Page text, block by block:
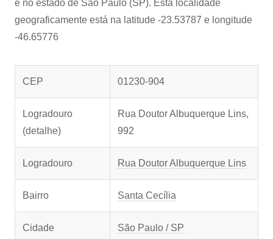
e no estado de São Paulo (SP). Esta localidade
geograficamente está na latitude -23.53787 e longitude
-46.65776
CEP 01230-904
Logradouro
(detalhe)
Rua Doutor Albuquerque Lins,
992
Logradouro Rua Doutor Albuquerque Lins
Bairro Santa Cecília
Cidade São Paulo / SP